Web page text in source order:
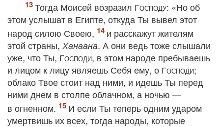
Тогда Моисей возразил Господу: «Но об
этом услышат в Египте, откуда Ты вывел этот
народ силою Своею,
и расскажут жителям
этой страны, Ханаана. А они ведь тоже слышали
уже, что Ты, Господи, в этом народе пребываешь
и лицом к лицу являешь Себя ему, о Господи;
облако Твое стоит над ними, и идешь Ты перед
ними днем в столпе облачном, а ночью —
в огненном.
И если Ты теперь одним ударом
умертвишь их всех, тогда народы, которые